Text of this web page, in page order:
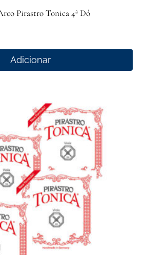
Pirastro Tonica 4ª Dó
Adicionar